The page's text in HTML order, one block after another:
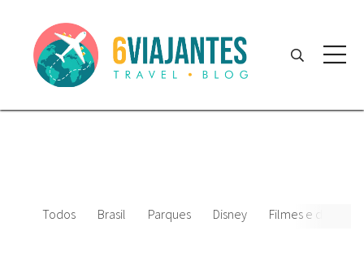
Todos Brasil Parques Disney Filmes e